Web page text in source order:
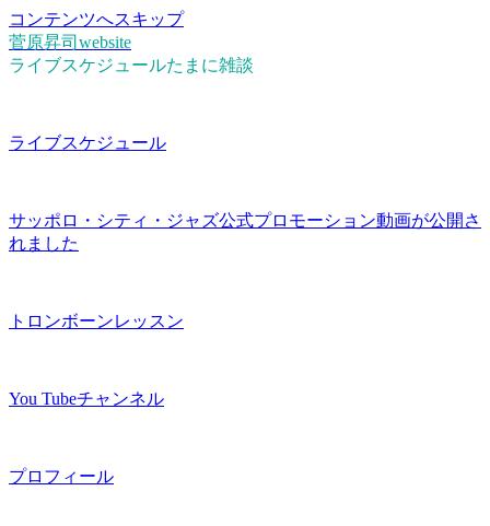
コンテンツへスキップ
菅原昇司website
ライブスケジュールたまに雑談
ライブスケジュール
サッポロ・シティ・ジャズ公式プロモーション動画が公開さ
れました
トロンボーンレッスン
You Tubeチャンネル
プロフィール